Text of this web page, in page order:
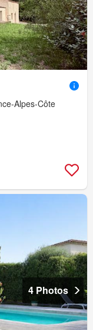
Alpes-Côte
4 Photos